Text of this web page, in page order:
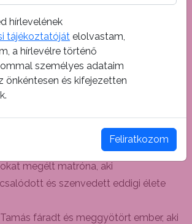
majd sorban jöttek a Rózsavölgyi
a Romance.com, a Tisztelt hazudozó
elhiszik nekem, hogy az
női partnerem Molnár Piroska –
interjú alkalmával Jordán Tamás
és Jászai Mari-díjas Molnár
percben fiatal lányként kacérkodik, a
megélt matróna, aki
és szenvedett eddigi élete
fáradt és meggyötört ember, aki
hírlevelének
tájékoztatóját elolvastam,
a hírlevélre történő
személyes adataim
önkéntesen és kifejezetten
Feliratkozom